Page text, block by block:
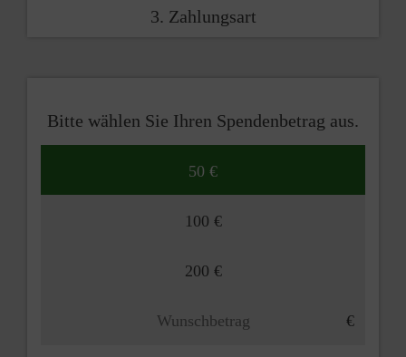
3. Zahlungsart
Bitte wählen Sie Ihren Spendenbetrag aus.
50 €
100 €
200 €